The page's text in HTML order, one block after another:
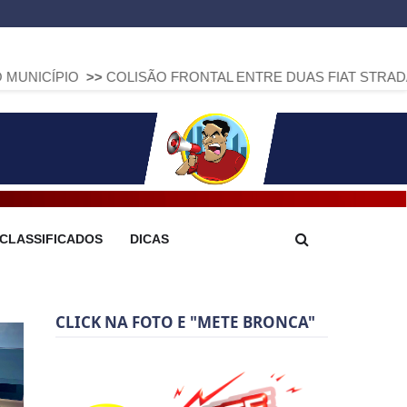
COLISÃO FRONTAL ENTRE DUAS FIAT STRADA DEIXA
CLASSIFICADOS DICAS
CLICK NA FOTO E "METE BRONCA"